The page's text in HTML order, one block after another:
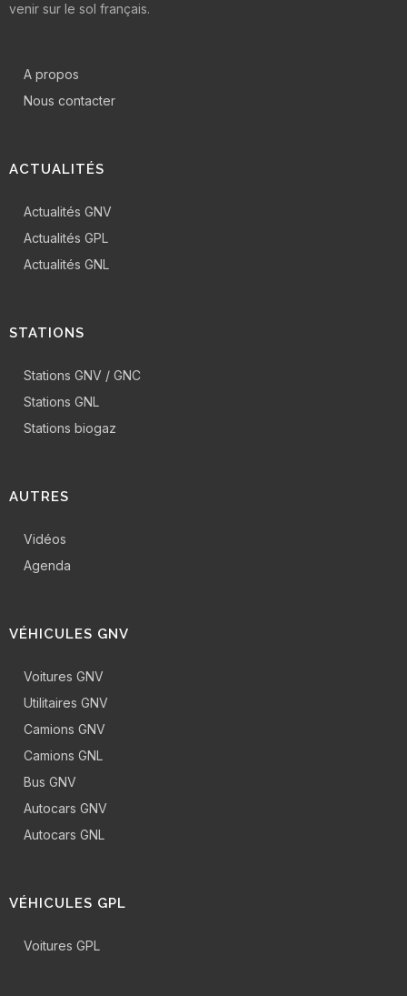
venir sur le sol français.
A propos
Nous contacter
ACTUALITÉS
Actualités GNV
Actualités GPL
Actualités GNL
STATIONS
Stations GNV / GNC
Stations GNL
Stations biogaz
AUTRES
Vidéos
Agenda
VÉHICULES GNV
Voitures GNV
Utilitaires GNV
Camions GNV
Camions GNL
Bus GNV
Autocars GNV
Autocars GNL
VÉHICULES GPL
Voitures GPL